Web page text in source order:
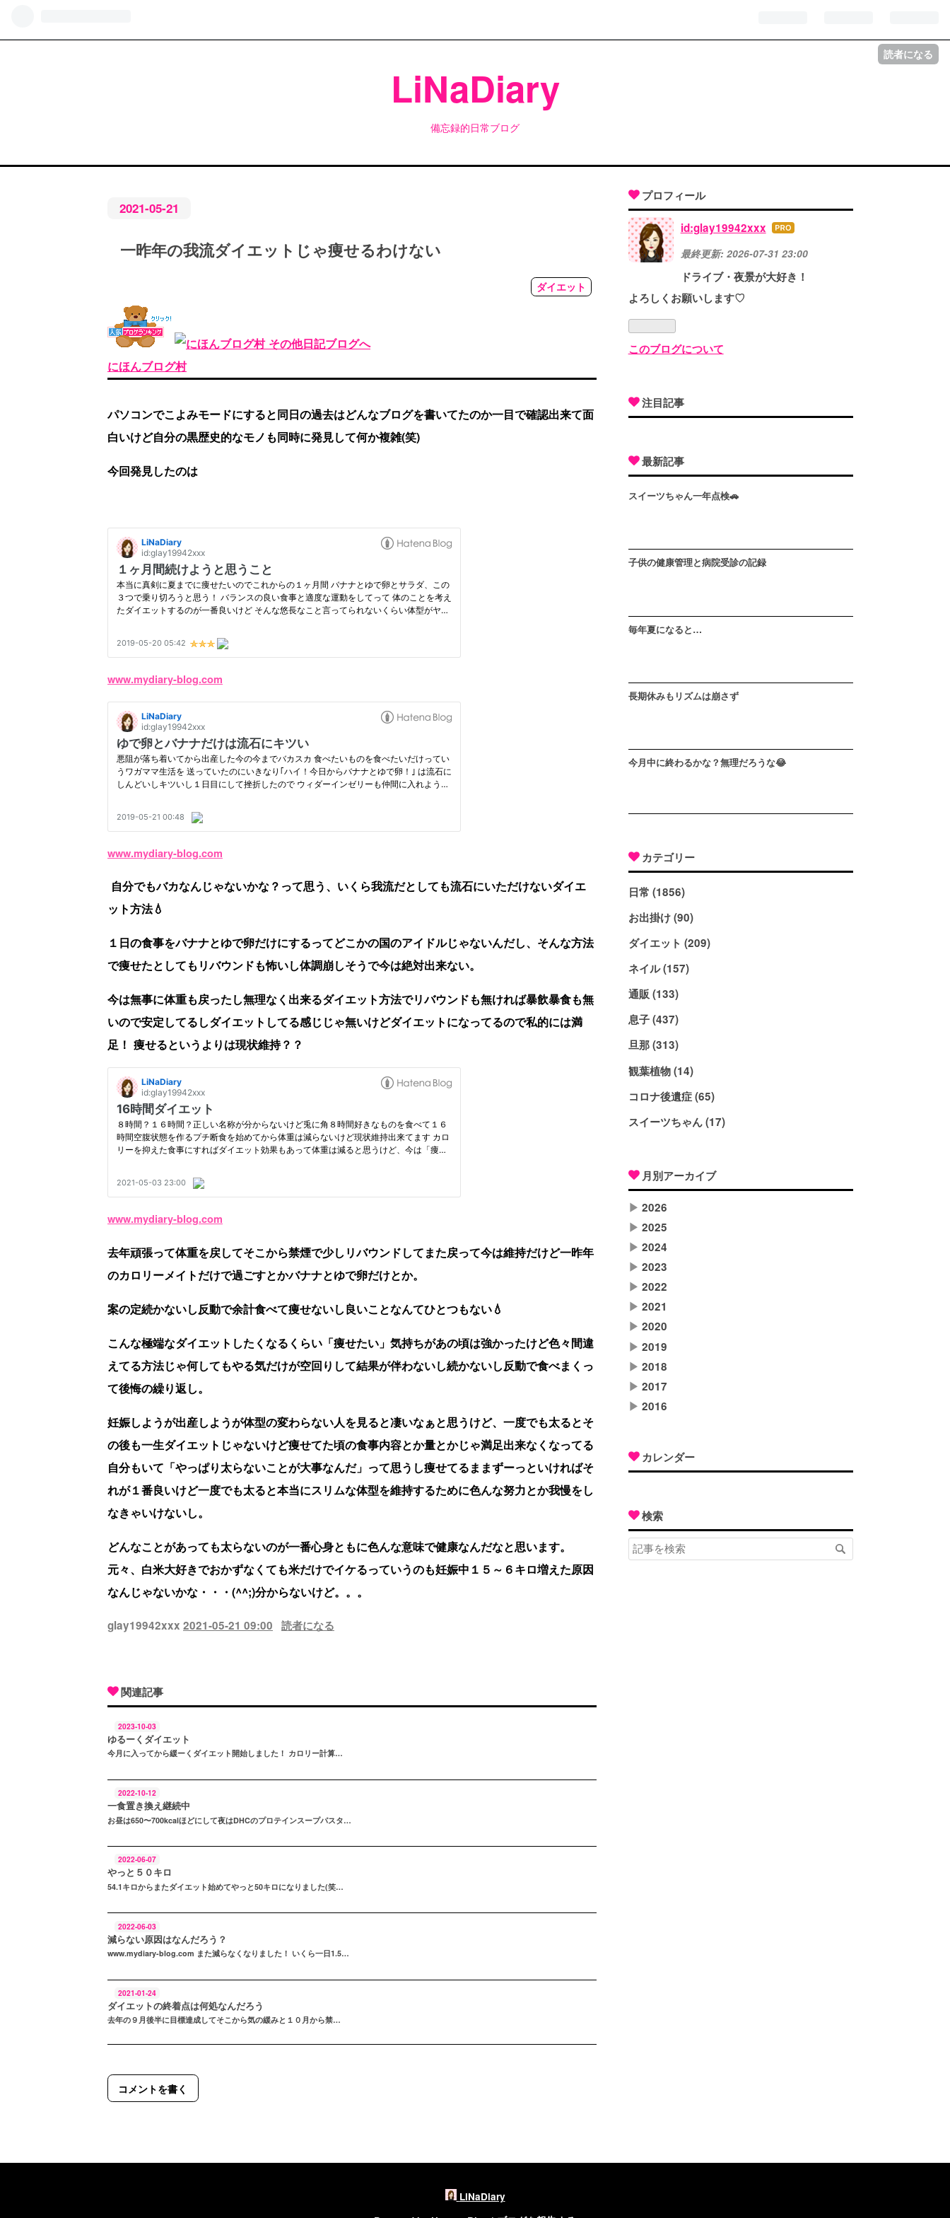
読者になる
LiNaDiary
備忘録的日常ブログ
2021-05-21
一昨年の我流ダイエットじゃ痩せるわけない
ダイエット
にほんブログ村
パソコンでこよみモードにすると同日の過去はどんなブログを書いてたのか一目で確認出来て面
白いけど自分の黒歴史的なモノも同時に発見して何か複雑(笑)
今回発見したのは
www.mydiary-blog.com
www.mydiary-blog.com
自分でもバカなんじゃないかな？って思う、いくら我流だとしても流石にいただけないダイエ
ット方法💧
１日の食事をバナナとゆで卵だけにするってどこかの国のアイドルじゃないんだし、そんな方法
で痩せたとしてもリバウンドも怖いし体調崩しそうで今は絶対出来ない。
今は無事に体重も戻ったし無理なく出来るダイエット方法でリバウンドも無ければ暴飲暴食も無
いので安定してるしダイエットしてる感じじゃ無いけどダイエットになってるので私的には満
足！ 痩せるというよりは現状維持？？
www.mydiary-blog.com
去年頑張って体重を戻してそこから禁煙で少しリバウンドしてまた戻って今は維持だけど一昨年
のカロリーメイトだけで過ごすとかバナナとゆで卵だけとか。
案の定続かないし反動で余計食べて痩せないし良いことなんてひとつもない💧
こんな極端なダイエットしたくなるくらい「痩せたい」気持ちがあの頃は強かったけど色々間違
えてる方法じゃ何してもやる気だけが空回りして結果が伴わないし続かないし反動で食べまくっ
て後悔の繰り返し。
妊娠しようが出産しようが体型の変わらない人を見ると凄いなぁと思うけど、一度でも太るとそ
の後も一生ダイエットじゃないけど痩せてた頃の食事内容とか量とかじゃ満足出来なくなってる
自分もいて「やっぱり太らないことが大事なんだ」って思うし痩せてるままずーっといければそ
れが１番良いけど一度でも太ると本当にスリムな体型を維持するために色んな努力とか我慢をし
なきゃいけないし。
どんなことがあっても太らないのが一番心身ともに色んな意味で健康なんだなと思います。
元々、白米大好きでおかずなくても米だけでイケるっていうのも妊娠中１５～６キロ増えた原因
なんじゃないかな・・・(^^;)分からないけど。。。
glay19942xxx 2021-05-21 09:00 読者になる
関連記事
2023-10-03
ゆるーくダイエット
今月に入ってから緩ーくダイエット開始しました！ カロリー計算…
2022-10-12
一食置き換え継続中
お昼は650〜700kcalほどにして夜はDHCのプロテインスープパスタ…
2022-06-07
やっと５０キロ
54.1キロからまたダイエット始めてやっと50キロになりました(笑…
2022-06-03
減らない原因はなんだろう？
www.mydiary-blog.com また減らなくなりました！ いくら一日1.5…
2021-01-24
ダイエットの終着点は何処なんだろう
去年の９月後半に目標達成してそこから気の緩みと１０月から禁…
コメントを書く
プロフィール
id:glay19942xxx はて
なブ
ログ
最終更新: 2026-07-31 23:00
ドライブ・夜景が大好き！
よろしくお願いします♡
このブログについて
注目記事
最新記事
スイーツちゃん一年点検🚗
子供の健康管理と病院受診の記録
毎年夏になると…
長期休みもリズムは崩さず
今月中に終わるかな？無理だろうな😂
カテゴリー
日常 (1856)
お出掛け (90)
ダイエット (209)
ネイル (157)
通販 (133)
息子 (437)
旦那 (313)
観葉植物 (14)
コロナ後遺症 (65)
スイーツちゃん (17)
月別アーカイブ
▶ 2026
▶ 2025
▶ 2024
▶ 2023
▶ 2022
▶ 2021
▶ 2020
▶ 2019
▶ 2018
▶ 2017
▶ 2016
カレンダー
検索
LiNaDiary